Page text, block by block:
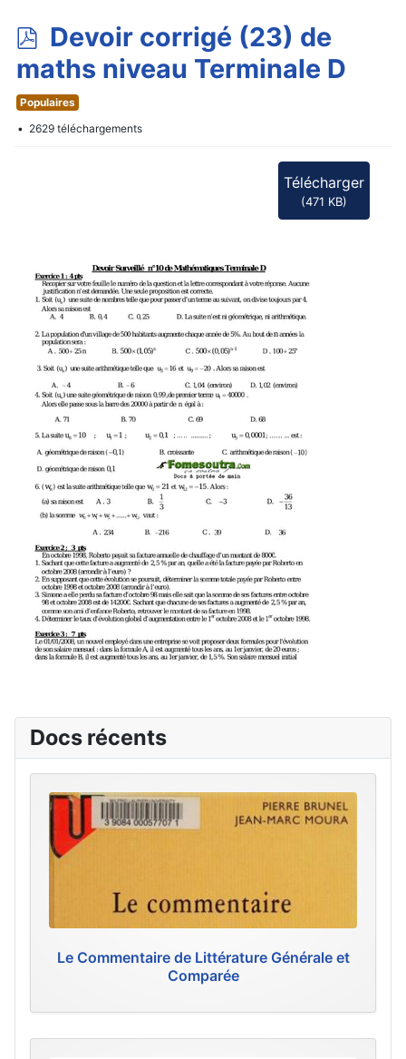
p
d
f
Devoir corrigé (23) de
maths niveau Terminale D
Populaires
2629 téléchargements
Télécharger
(471 KB)
Docs récents
Le Commentaire de Littérature Générale et
Comparée